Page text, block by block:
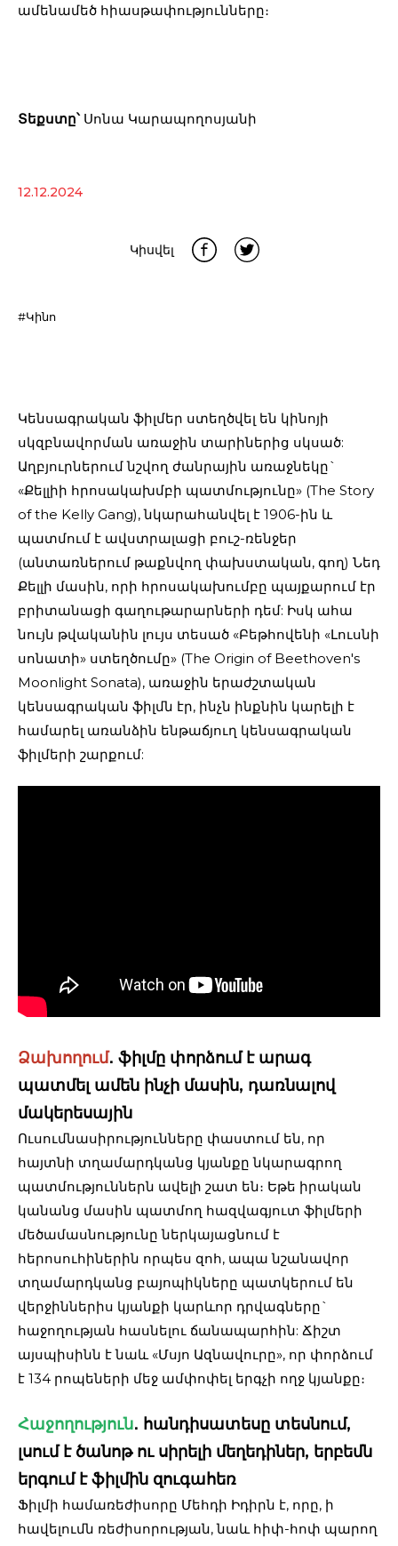
ամենամեծ հիասթափությունները։
Տեքստը՝ Սոնա Կարապողոսյանի
12.12.2024
Կիսվել
#Կինո
Կենսագրական ֆիլմեր ստեղծվել են կինոյի
սկզբնավորման առաջին տարիներից սկսած:
Աղբյուրներում նշվող ժանրային առաջնեկը`
«Քելլիի հրոսակախմբի պատմությունը» (The Story
of the Kelly Gang), նկարահանվել է 1906-ին և
պատմում է ավստրալացի բուշ-ռենջեր
(անտառներում թաքնվող փախստական, գող) Նեդ
Քելլի մասին, որի հրոսակախումբը պայքարում էր
բրիտանացի գաղութարարների դեմ: Իսկ ահա
նույն թվականին լույս տեսած «Բեթհովենի «Լուսնի
սոնատի» ստեղծումը» (The Origin of Beethoven's
Moonlight Sonata), առաջին երաժշտական
կենսագրական ֆիլմն էր, ինչն ինքնին կարելի է
համարել առանձին ենթաճյուղ կենսագրական
ֆիլմերի շարքում:
Ձախողում․ ֆիլմը փորձում է արագ
պատմել ամեն ինչի մասին, դառնալով
մակերեսային
Ուսումնասիրությունները փաստում են, որ
հայտնի տղամարդկանց կյանքը նկարագրող
պատմություններն ավելի շատ են։ Եթե իրական
կանանց մասին պատմող հազվագյուտ ֆիլմերի
մեծամասնությունը ներկայացնում է
հերոսուհիներին որպես զոհ, ապա նշանավոր
տղամարդկանց բայոպիկները պատկերում են
վերջիններիս կյանքի կարևոր դրվագները`
հաջողության հասնելու ճանապարհին: Ճիշտ
այսպիսինն է նաև «Մսյո Ազնավուրը», որ փորձում
է 134 րոպեների մեջ ամփոփել երգչի ողջ կյանքը։
Հաջողություն․ հանդիսատեսը տեսնում,
լսում է ծանոթ ու սիրելի մեղեդիներ, երբեմն
երգում է ֆիլմին զուգահեռ
Ֆիլմի համառեժիսորը Մեհդի Իդիրն է, որը, ի
հավելումն ռեժիսորության, նաև հիփ-հոփ պարող